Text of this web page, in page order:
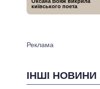
ІНШІ НОВИНИ